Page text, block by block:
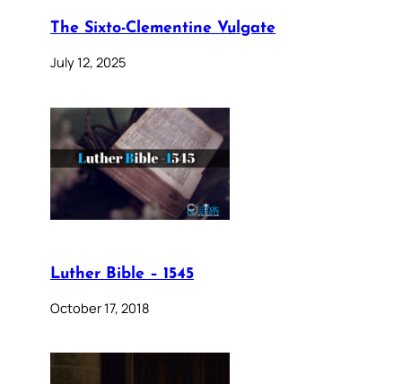
The Sixto-Clementine Vulgate
July 12, 2025
Luther Bible – 1545
October 17, 2018